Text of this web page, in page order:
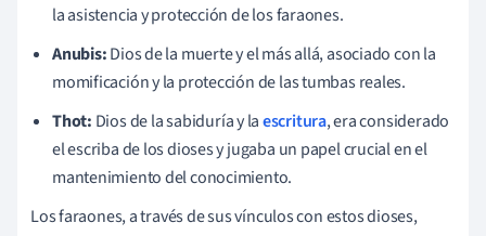
la asistencia y protección de los faraones.
Anubis:Dios de la muerte y el más allá, asociado con la
momificación y la protección de las tumbas reales.
Thot: Dios de la sabiduría y laescritura, era considerado
el escriba de los dioses y jugaba un papel crucial en el
mantenimiento del conocimiento.
Los faraones, a través de sus vínculos con estos dioses,